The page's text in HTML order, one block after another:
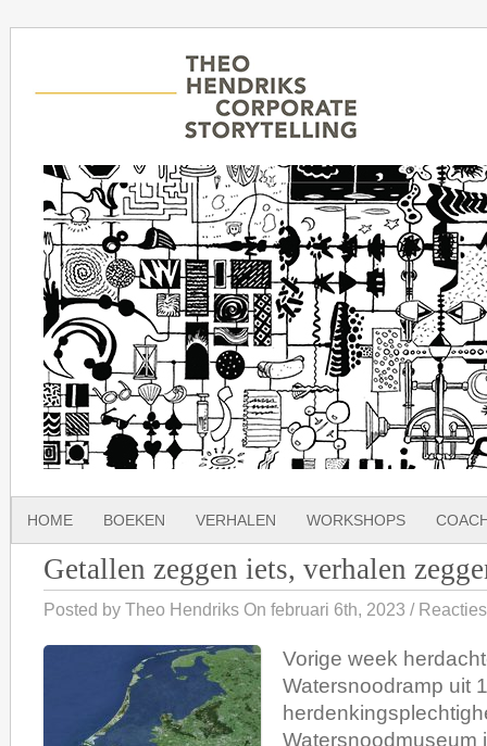
HOME BOEKEN VERHALEN WORKSHOPS
Getallen zeggen iets, verhalen
Posted by Theo Hendriks On februari 6th, 2023 /
Vorige week
Watersnoodramp uit
Watersnoodmuseum